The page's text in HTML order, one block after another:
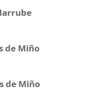
de Miño
de Miño